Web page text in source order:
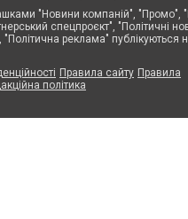
"Новини компаній", "Промо",
спецпроєкт", "Політичні
"Політична реклама" публікуються
Правила сайту Правила
політика